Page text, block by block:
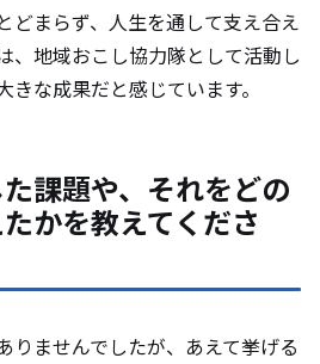
どまらず、人生を通して支え合え
、地域おこし協力隊として活動し
な成果だと感じています。
課題や、それをどの
かを教えてくださ
りませんでしたが、あえて挙げる